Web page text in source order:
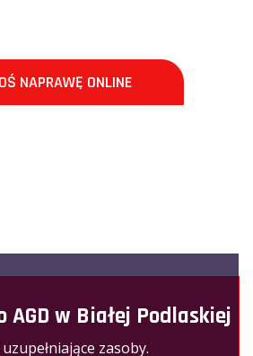
NAPRAWĘ ONLINE
AGD w Białej Podlaskiej
zasoby.